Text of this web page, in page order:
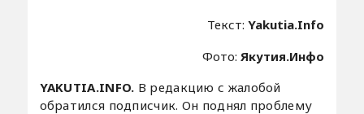
Текст:Yakutia.Info
Фото:Якутия.Инфо
YAKUTIA.INFO. В редакцию с жалобой
обратился подписчик. Он поднял проблему